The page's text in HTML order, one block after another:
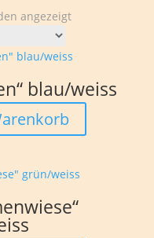
angezeigt
blau/weiss